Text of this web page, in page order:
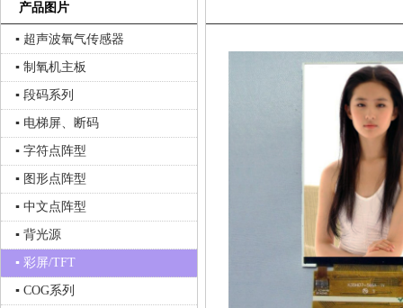
产品图片
▪ 超声波氧气传感器
▪ 制氧机主板
▪ 段码系列
▪ 电梯屏、断码
▪ 字符点阵型
▪ 图形点阵型
▪ 中文点阵型
▪ 背光源
▪ 彩屏/TFT
▪ COG系列